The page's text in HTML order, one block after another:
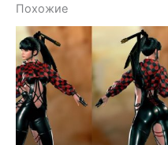
Похожие